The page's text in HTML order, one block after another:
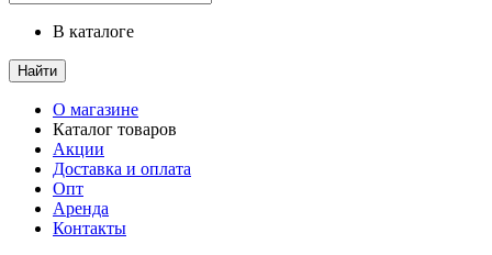
в каталоге
Найти
О магазине
Каталог товаров
Акции
Доставка и оплата
Опт
Аренда
Контакты